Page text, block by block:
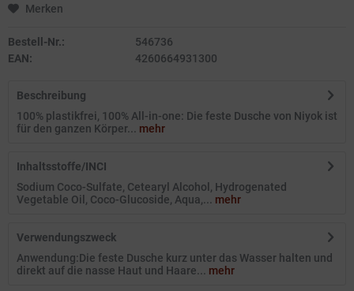
Merken
Bestell-Nr.:
546736
EAN:
4260664931300
Beschreibung
100% plastikfrei, 100% All-in-one: Die feste Dusche von Niyok ist
für den ganzen Körper... mehr
Inhaltsstoffe/INCI
Sodium Coco-Sulfate, Cetearyl Alcohol, Hydrogenated
Vegetable Oil, Coco-Glucoside, Aqua,... mehr
Verwendungszweck
Anwendung:Die feste Dusche kurz unter das Wasser halten und
direkt auf die nasse Haut und Haare... mehr